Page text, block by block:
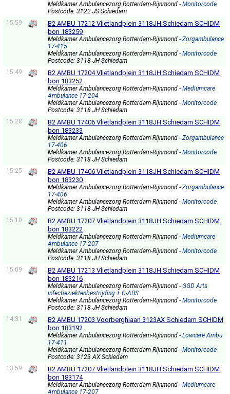
Meldkamer Ambulancezorg Rotterdam-Rijnmond - Monitorcode
Postcode: 3122 JS Schiedam
15:59
B2 AMBU 17212 Vlietlandplein 3118JH Schiedam SCHIDM
bon 183259
Meldkamer Ambulancezorg Rotterdam-Rijnmond - Zorgambulance
17-415
Meldkamer Ambulancezorg Rotterdam-Rijnmond - Monitorcode
Postcode: 3118 JH Schiedam
15:49
B2 AMBU 17204 Vlietlandplein 3118JH Schiedam SCHIDM
bon 183252
Meldkamer Ambulancezorg Rotterdam-Rijnmond - Mediumcare
Ambulance 17-204
Meldkamer Ambulancezorg Rotterdam-Rijnmond - Monitorcode
Postcode: 3118 JH Schiedam
15:28
B2 AMBU 17406 Vlietlandplein 3118JH Schiedam SCHIDM
bon 183233
Meldkamer Ambulancezorg Rotterdam-Rijnmond - Zorgambulance
17-406
Meldkamer Ambulancezorg Rotterdam-Rijnmond - Monitorcode
Postcode: 3118 JH Schiedam
15:25
B2 AMBU 17406 Vlietlandplein 3118JH Schiedam SCHIDM
bon 183230
Meldkamer Ambulancezorg Rotterdam-Rijnmond - Zorgambulance
17-406
Meldkamer Ambulancezorg Rotterdam-Rijnmond - Monitorcode
Postcode: 3118 JH Schiedam
15:10
B2 AMBU 17207 Vlietlandplein 3118JH Schiedam SCHIDM
bon 183222
Meldkamer Ambulancezorg Rotterdam-Rijnmond - Mediumcare
Ambulance 17-207
Meldkamer Ambulancezorg Rotterdam-Rijnmond - Monitorcode
Postcode: 3118 JH Schiedam
15:09
B2 AMBU 17213 Vlietlandplein 3118JH Schiedam SCHIDM
bon 183216
Meldkamer Ambulancezorg Rotterdam-Rijnmond - GGD Arts
infectieziektenbestrijding + G-ABS
Meldkamer Ambulancezorg Rotterdam-Rijnmond - Monitorcode
Postcode: 3118 JH Schiedam
14:31
B2 AMBU 17203 Voorberghlaan 3123AX Schiedam SCHIDM
bon 183192
Meldkamer Ambulancezorg Rotterdam-Rijnmond - Lowcare Ambu
17-411
Meldkamer Ambulancezorg Rotterdam-Rijnmond - Monitorcode
Postcode: 3123 AX Schiedam
13:59
B2 AMBU 17207 Vlietlandplein 3118JH Schiedam SCHIDM
bon 183174
Meldkamer Ambulancezorg Rotterdam-Rijnmond - Mediumcare
Ambulance 17-207